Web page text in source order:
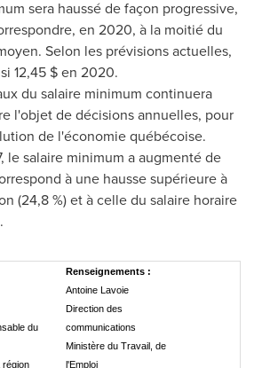
sera haussé de façon progressive,
en 2020, à la moitié du
Selon les prévisions actuelles,
12,45 $ en 2020.
du salaire minimum continuera
l'objet de décisions annuelles, pour
de l'économie québécoise.
le salaire minimum a augmenté de
à une hausse supérieure à
(24,8 %) et à celle du salaire horaire
Renseignements :
du
région
Antoine Lavoie
Direction des
communications
Ministère du Travail, de
l'Emploi